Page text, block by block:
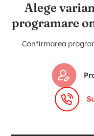
Alege
programare
Confirmarea